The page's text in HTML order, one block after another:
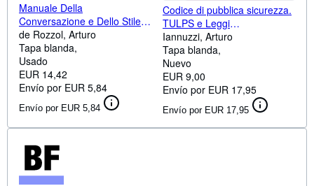
Manuale Della
Conversazione e Dello Stile
Epistolare per l'Uso del
Viaggiatori e Della Giovento
Studiosa: Italiano - Francese
de Rozzol, Arturo
Tapa blanda
Usado
EUR 14,42
Envío por EUR 5,84
Envío por EUR 5,84
Codice di pubblica sicurezza.
TULPS e Leggi
complementari. Addenda di
aggiornamento (Codici)
Iannuzzi, Arturo
Tapa blanda
Nuevo
EUR 9,00
Envío por EUR 17,95
Envío por EUR 17,95